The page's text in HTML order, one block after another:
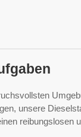
unsere
reibungslosen